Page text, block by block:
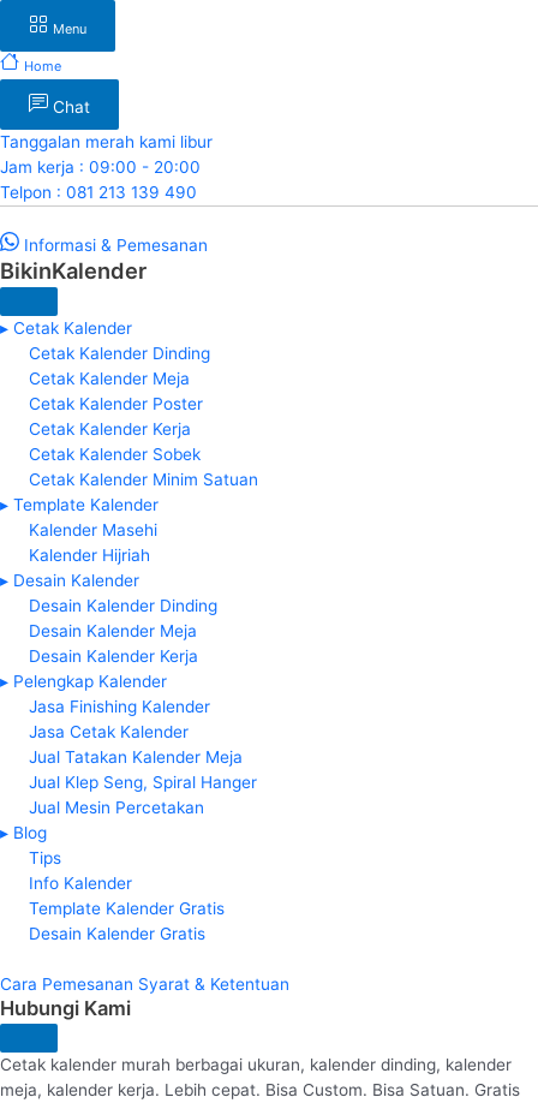
Menu
Home
Chat
Tanggalan merah kami libur
Jam kerja : 09:00 - 20:00
Telpon : 081 213 139 490
Informasi & Pemesanan
BikinKalender
▸ Cetak Kalender
Cetak Kalender Dinding
Cetak Kalender Meja
Cetak Kalender Poster
Cetak Kalender Kerja
Cetak Kalender Sobek
Cetak Kalender Minim Satuan
▸ Template Kalender
Kalender Masehi
Kalender Hijriah
▸ Desain Kalender
Desain Kalender Dinding
Desain Kalender Meja
Desain Kalender Kerja
▸ Pelengkap Kalender
Jasa Finishing Kalender
Jasa Cetak Kalender
Jual Tatakan Kalender Meja
Jual Klep Seng, Spiral Hanger
Jual Mesin Percetakan
▸ Blog
Tips
Info Kalender
Template Kalender Gratis
Desain Kalender Gratis
Cara Pemesanan Syarat & Ketentuan
Hubungi Kami
Cetak kalender murah berbagai ukuran, kalender dinding, kalender
meja, kalender kerja. Lebih cepat. Bisa Custom. Bisa Satuan. Gratis